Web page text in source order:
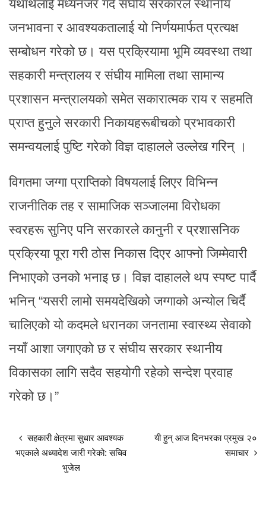
यथार्थलाई मध्यनजर गर्दै संघीय सरकारले स्थानीय
जनभावना र आवश्यकतालाई यो निर्णयमार्फत प्रत्यक्ष
सम्बोधन गरेको छ। यस प्रक्रियामा भूमि व्यवस्था तथा
सहकारी मन्त्रालय र संघीय मामिला तथा सामान्य
प्रशासन मन्त्रालयको समेत सकारात्मक राय र सहमति
प्राप्त हुनुले सरकारी निकायहरूबीचको प्रभावकारी
समन्वयलाई पुष्टि गरेको विज्ञ दाहालले उल्लेख गरिन् ।
विगतमा जग्गा प्राप्तिको विषयलाई लिएर विभिन्न
राजनीतिक तह र सामाजिक सञ्जालमा विरोधका
स्वरहरू सुनिए पनि सरकारले कानुनी र प्रशासनिक
प्रक्रिया पूरा गरी ठोस निकास दिएर आफ्नो जिम्मेवारी
निभाएको उनको भनाइ छ। विज्ञ दाहालले थप स्पष्ट पार्दै
भनिन् “यसरी लामो समयदेखिको जग्गाको अन्योल चिर्दै
चालिएको यो कदमले धरानका जनतामा स्वास्थ्य सेवाको
नयाँ आशा जगाएको छ र संघीय सरकार स्थानीय
विकासका लागि सदैव सहयोगी रहेको सन्देश प्रवाह
गरेको छ।”
सहकारी क्षेत्रमा सुधार आवश्यक
भएकाले अध्यादेश जारी गरेको: सचिव
भुजेल
यी हुन् आज दिनभरका प्रमुख २०
समाचार